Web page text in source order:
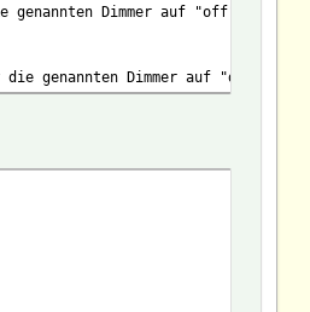
Dimmer auf "off"
genannten Dimmer auf "dim 99"